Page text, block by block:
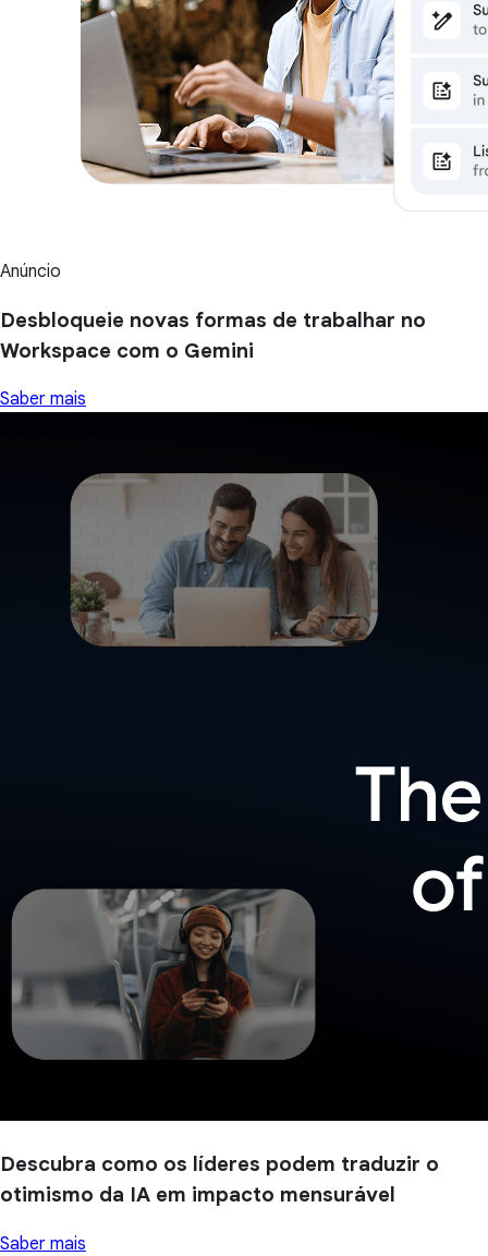
Anúncio
Desbloqueie novas formas de trabalhar no
Workspace com o Gemini
Saber mais
Descubra como os líderes podem traduzir o
otimismo da IA em impacto mensurável
Saber mais